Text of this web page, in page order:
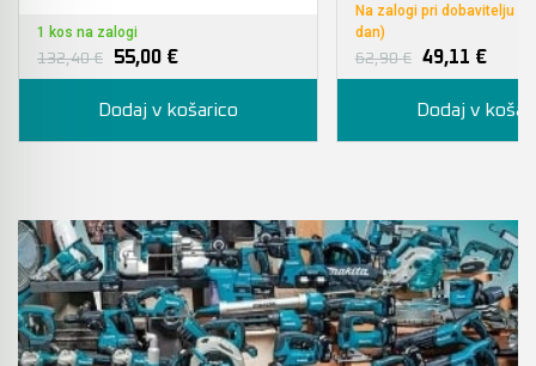
1 kos na zalogi
132,40 €
55,00 €
Dodaj v košarico
Na zalogi pri dobavitelju
dan)
62,90 €
49,11 €
Dodaj v